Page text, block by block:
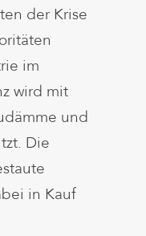
der Krise
im
wird mit
und
Die
in Kauf